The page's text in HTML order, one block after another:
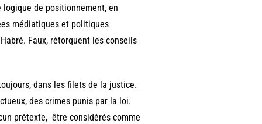
de positionnement, en
médiatiques et politiques
Faux, rétorquent les conseils
dans les filets de la justice.
des crimes punis par la loi.
prétexte, être considérés comme